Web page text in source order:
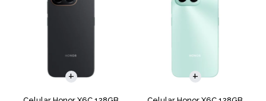
COMPARAR COMPARAR